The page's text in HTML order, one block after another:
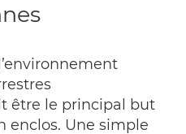
être le principal but
enclos. Une simple